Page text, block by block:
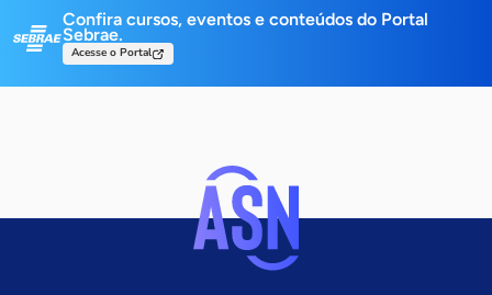
Confira cursos, eventos e conteúdos do Portal
Sebrae.
Acesse o Portal